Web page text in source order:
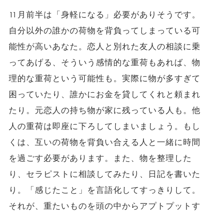
11月前半は「身軽になる」必要がありそうです。
自分以外の誰かの荷物を背負ってしまっている可
能性が高いあなた。恋人と別れた友人の相談に乗
ってあげる、そういう感情的な重荷もあれば、物
理的な重荷という可能性も。実際に物が多すぎて
困っていたり、誰かにお金を貸してくれと頼まれ
たり。元恋人の持ち物が家に残っている人も。他
人の重荷は即座に下ろしてしまいましょう。もし
くは、互いの荷物を背負い合える人と一緒に時間
を過ごす必要があります。また、物を整理した
り、セラピストに相談してみたり、日記を書いた
り。「感じたこと」を言語化してすっきりして。
それが、重たいものを頭の中からアプトプットす